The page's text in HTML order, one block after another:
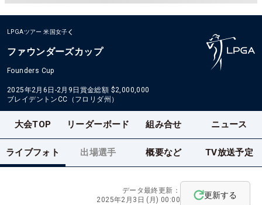
LPGAツアー 米国女子
ファウンダーズカップ
Founders Cup
2025年2月6日-2月9日 賞金総額 $2,000,000
ブレイデントンCC（フロリダ州）
大会TOP リーダーボード 組み合せ ニュース
ライブフォト 出場選手 概要など TV放送予定
データ最終更新：
2025年2月3日 (月) 00:00
更新する